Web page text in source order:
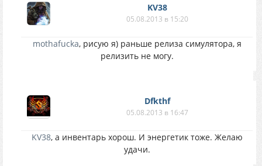
KV38
05.08.2013 в 15:20
mothafucka, рисую я) раньше релиза симулятора, я
релизить не могу.
Dfkthf
05.08.2013 в 16:47
KV38, а инвентарь хорош. И энергетик тоже. Желаю
удачи.